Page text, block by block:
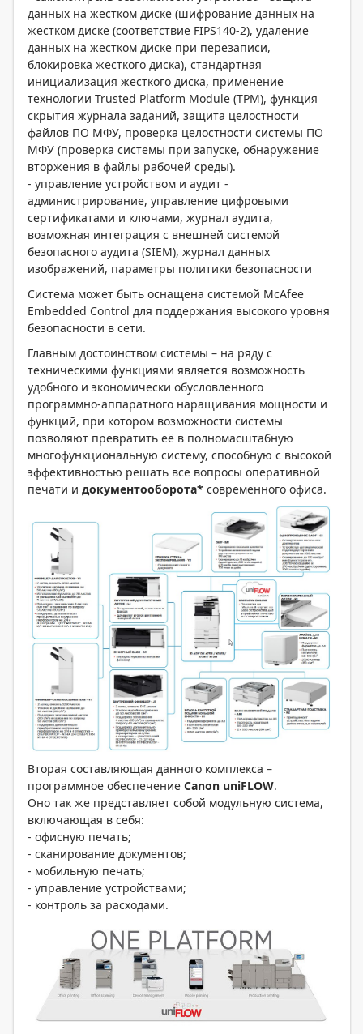
данных на жестком диске (шифрование данных на
жестком диске (соответствие FIPS140-2), удаление
данных на жестком диске при перезаписи,
блокировка жесткого диска), стандартная
инициализация жесткого диска, применение
технологии Trusted Platform Module (TPM), функция
скрытия журнала заданий, защита целостности
файлов ПО МФУ, проверка целостности системы ПО
МФУ (проверка системы при запуске, обнаружение
вторжения в файлы рабочей среды).
- управление устройством и аудит -
администрирование, управление цифровыми
сертификатами и ключами, журнал аудита,
возможная интеграция с внешней системой
безопасного аудита (SIEM), журнал данных
изображений, параметры политики безопасности
Система может быть оснащена системой McAfee
Embedded Control для поддержания высокого уровня
безопасности в сети.
Главным достоинством системы – на ряду с
техническими функциями является возможность
удобного и экономически обусловленного
программно-аппаратного наращивания мощности и
функций, при котором возможности системы
позволяют превратить её в полномасштабную
многофункциональную систему, способную с высокой
эффективностью решать все вопросы оперативной
печати и документооборота* современного офиса.
Вторая составляющая данного комплекса –
программное обеспечение Canon uniFLOW.
Оно так же представляет собой модульную система,
включающая в себя:
- офисную печать;
- сканирование документов;
- мобильную печать;
- управление устройствами;
- контроль за расходами.